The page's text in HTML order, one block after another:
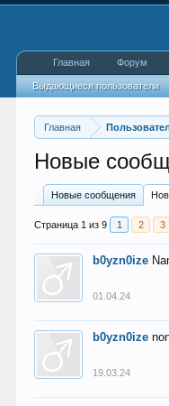
Главная
Новые
Новые сообщения
Страница 1 из 9 1 2 3
b0yzn0ize
01.04.24
b0yzn0ize
19.03.24
Главная Форум
Выдающиеся пользователи